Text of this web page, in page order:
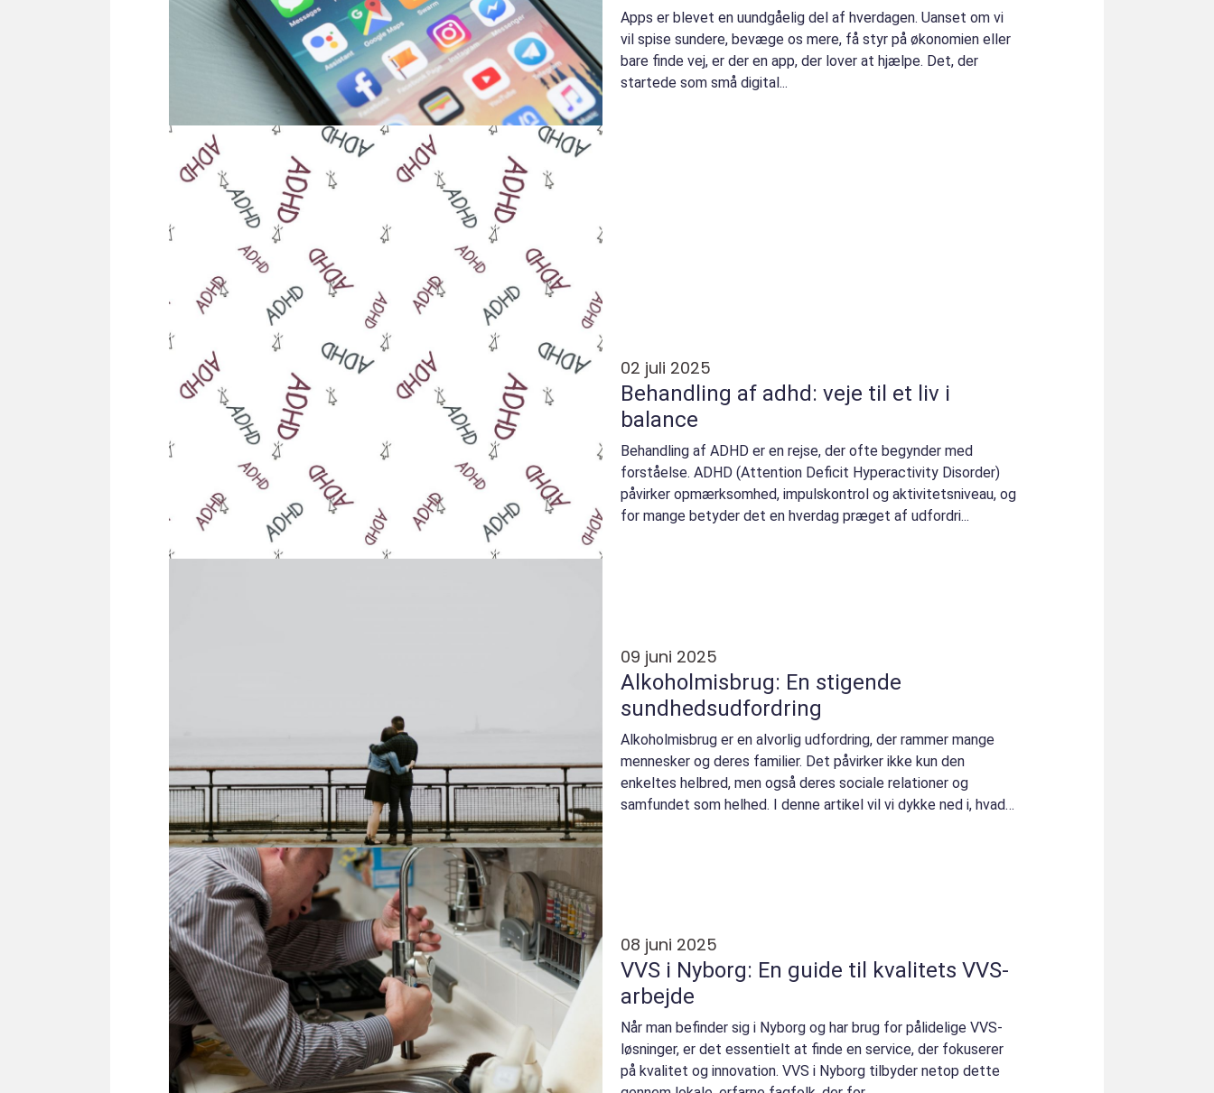
Apps er blevet en uundgåelig del af hverdagen. Uanset om vi
vil spise sundere, bevæge os mere, få styr på økonomien eller
bare finde vej, er der en app, der lover at hjælpe. Det, der
startede som små digital...
02 juli 2025
Behandling af adhd: veje til et liv i
balance
Behandling af ADHD er en rejse, der ofte begynder med
forståelse. ADHD (Attention Deficit Hyperactivity Disorder)
påvirker opmærksomhed, impulskontrol og aktivitetsniveau, og
for mange betyder det en hverdag præget af udfordri...
09 juni 2025
Alkoholmisbrug: En stigende
sundhedsudfordring
Alkoholmisbrug er en alvorlig udfordring, der rammer mange
mennesker og deres familier. Det påvirker ikke kun den
enkeltes helbred, men også deres sociale relationer og
samfundet som helhed. I denne artikel vil vi dykke ned i, hvad
08 juni 2025
VVS i Nyborg: En guide til kvalitets VVS-
arbejde
Når man befinder sig i Nyborg og har brug for pålidelige VVS-
løsninger, er det essentielt at finde en service, der fokuserer
på kvalitet og innovation. VVS i Nyborg tilbyder netop dette